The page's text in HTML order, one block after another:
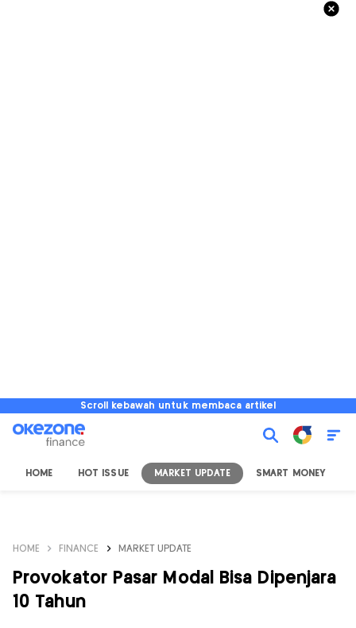
Scroll kebawah untuk membaca artikel
HOME HOT ISSUE MARKET UPDATE SMART MONEY
HOME FINANCE MARKET UPDATE
Provokator Pasar Modal Bisa Dipenjara
10 Tahun